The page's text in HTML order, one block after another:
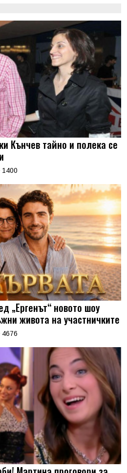
Кънчев тайно и полека се
1400
„Ергенът“ новото шоу
живота на участничките
4676